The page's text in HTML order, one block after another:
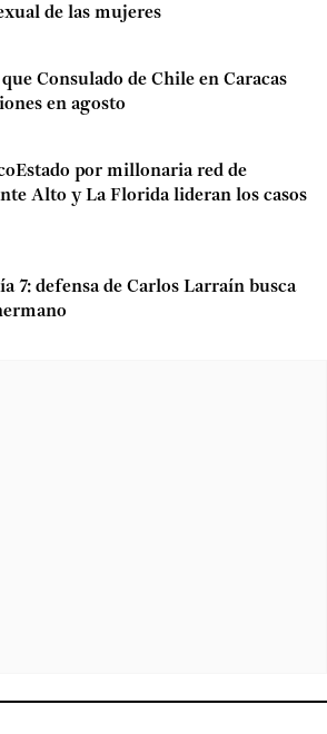
de las mujeres
Consulado de Chile en Caracas
en agosto
por millonaria red de
Alto y La Florida lideran los casos
7: defensa de Carlos Larraín busca